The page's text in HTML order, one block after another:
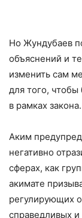
Но Жундубаев
объяснений и
изменить сам
для того, чтобы
в рамках закона.
Аким
негативно
сферах, как
акимате
регулирующих
справедливых